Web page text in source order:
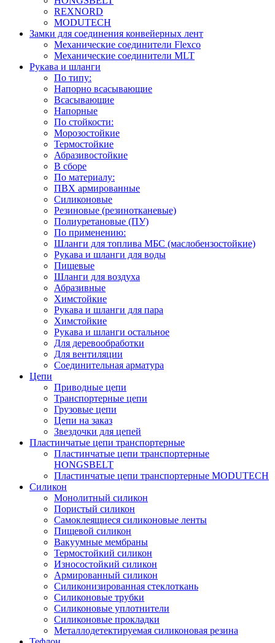
REXNORD
MODUTECH
Замки для соединения конвейерных лент
Механические соединители Flexco
Механические соединители MLT
Рукава и шланги
По типу:
Напорно всасывающие
Всасывающие
Напорные
По стойкости:
Морозостойкие
Термостойкие
Абразивостойкие
В сборе
По материалу:
ПВХ армированные
Силиконовые
Резиновые (резинотканевые)
Полиуретановые (ПУ)
По применению:
Шланги для топлива МБС (маслобензостойкие)
Рукава и шланги для воды
Пищевые
Шланги для воздуха
Абразивные
Химстойкие
Рукава и шланги для пара
Химстойкие
Рукава и шланги остальное
Для деревообработки
Для вентиляции
Соединительная арматура
Цепи
Приводные цепи
Транспортерные цепи
Грузовые цепи
Цепи на заказ
Звездочки для цепей
Пластинчатые цепи транспортерные
Пластинчатые цепи транспортерные
HONGSBELT
Пластинчатые цепи транспортерные MODUTECH
Силикон
Монолитный силикон
Пористый силикон
Самоклеящиеся силиконовые ленты
Пищевой силикон
Вакуумные мембраны
Термостойкий силикон
Износостойкий силикон
Армированный силикон
Силиконизированная стеклоткань
Силиконовые трубки
Силиконовые уплотнители
Силиконовые прокладки
Металлодетектируемая силиконовая резина